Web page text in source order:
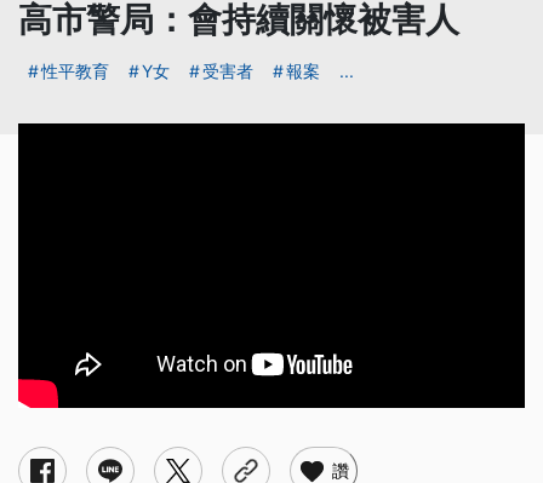
高市警局：會持續關懷被害人
性平教育 Y女 受害者 報案 ...
讚